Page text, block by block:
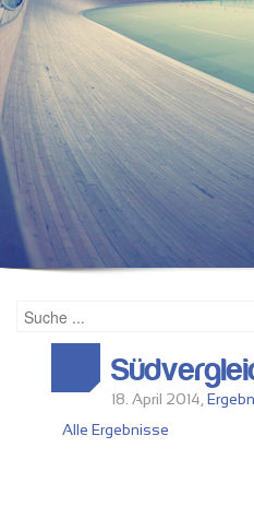
18. April 2014,
Alle Ergebnisse